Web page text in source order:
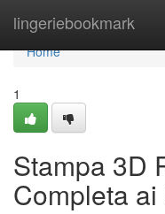
lingeriebookmark
Home
Home
1
Stampa 3D
Completa